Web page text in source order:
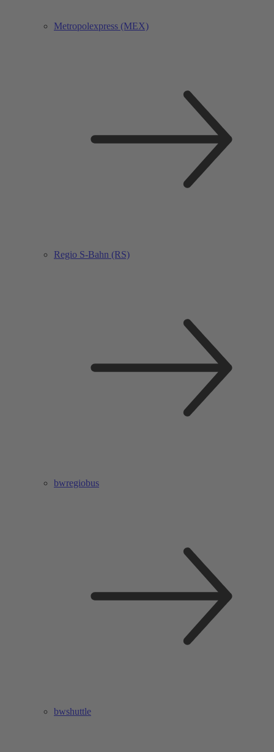
Metropolexpress (MEX)
Regio S-Bahn (RS)
bwregiobus
bwshuttle